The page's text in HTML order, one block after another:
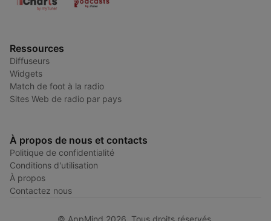
Ressources
Diffuseurs
Widgets
Match de foot à la radio
Sites Web de radio par pays
À propos de nous et contacts
Politique de confidentialité
Conditions d'utilisation
À propos
Contactez nous
© AppMind 2026. Tous droits réservés.